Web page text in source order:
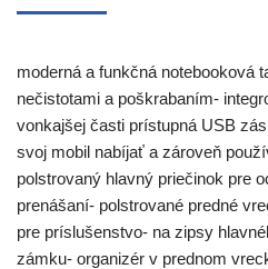
moderná a funkčná notebooková
nečistotami a poškrabaním-
vonkajšej časti prístupná USB
svoj mobil nabíjať a zároveň
polstrovaný hlavný priečinok pre
prenášaní- polstrované predné
pre príslušenstvo- na zipsy
zámku- organizér v prednom